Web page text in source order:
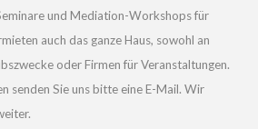
und Mediation-Workshops für
auch das ganze Haus, sowohl an
oder Firmen für Veranstaltungen.
senden Sie uns bitte eine E-Mail. Wir